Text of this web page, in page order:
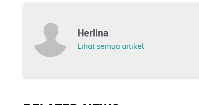
Herlina
Lihat semua artikel